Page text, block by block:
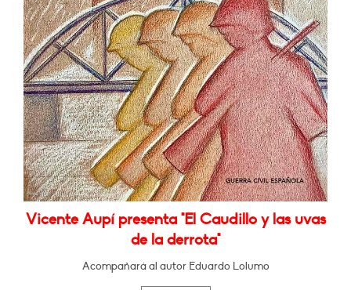
Vicente Aupí presenta "El Caudillo y las uvas
de la derrota"
Acompañará al autor Eduardo Lolumo